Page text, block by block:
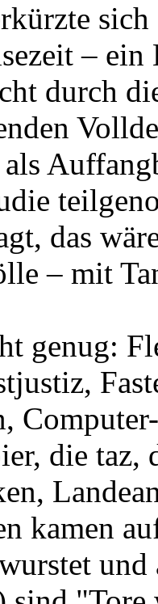
–
durch
das
– mit
genug:
die taz,
kamen